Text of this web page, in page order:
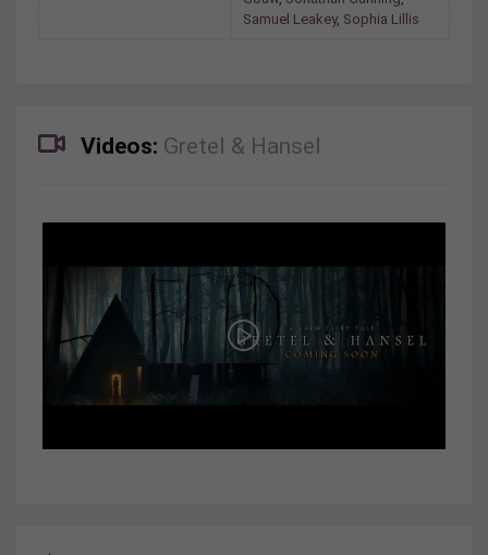
Samuel Leakey, Sophia Lillis
Videos: Gretel & Hansel